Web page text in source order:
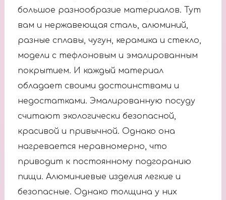
большое разнообразие материалов. Тут
вам и нержавеющая сталь, алюминий,
разные сплавы, чугун, керамика и стекло,
модели с тефлоновым и эмалированным
покрытием. И каждый материал
обладает своими достоинствами и
недостатками. Эмалированную посуду
считают экологически безопасной,
красивой и привычной. Однако она
нагревается неравномерно, что
приводит к постоянному подгоранию
пищи. Алюминиевые изделия легкие и
безопасные. Однако толщина у них